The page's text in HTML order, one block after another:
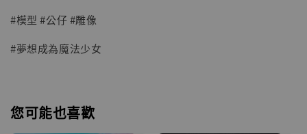
#模型 #公仔 #雕像
#夢想成為魔法少女
您可能也喜歡